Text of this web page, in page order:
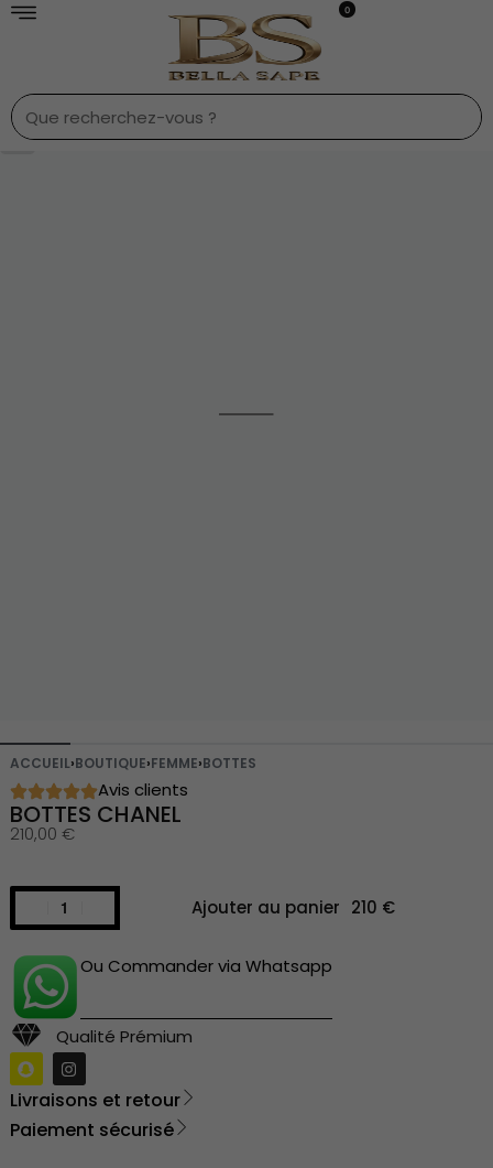
0
7
ACCUEIL›BOUTIQUE›FEMME›BOTTES
Avis clients
BOTTES CHANEL
210,00 €
Ajouter au panier
Ou Commander via Whatsapp
Qualité Prémium
Livraisons et retour
Paiement sécurisé